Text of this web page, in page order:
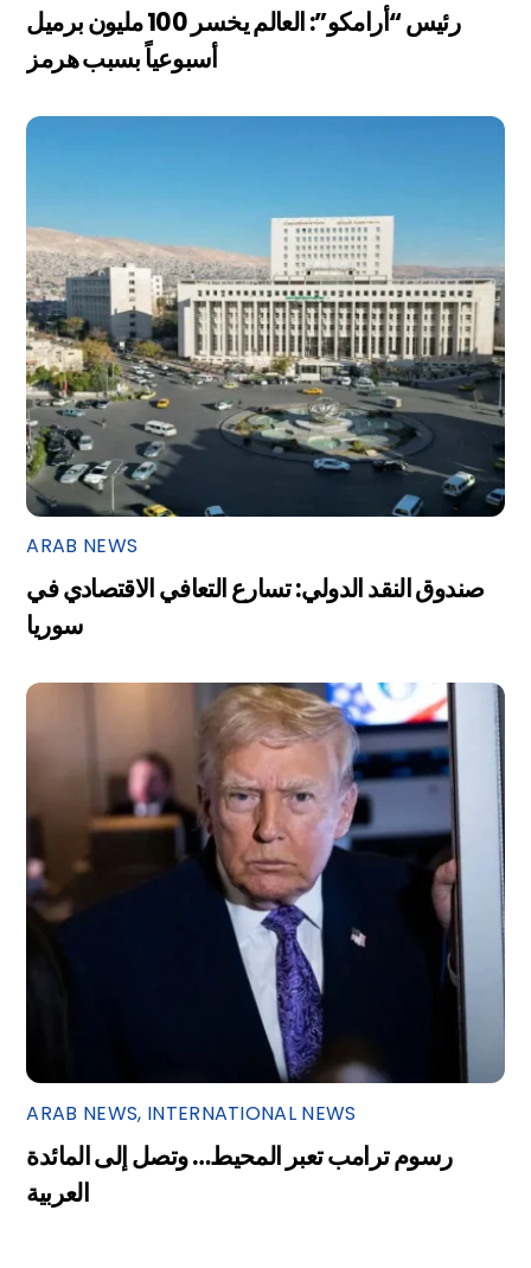
رئيس “أرامكو”: العالم يخسر 100 مليون برميل
أسبوعياً بسبب هرمز
ARAB NEWS
صندوق النقد الدولي: تسارع التعافي الاقتصادي في
سوريا
ARAB NEWS, INTERNATIONAL NEWS
رسوم ترامب تعبر المحيط… وتصل إلى المائدة
العربية